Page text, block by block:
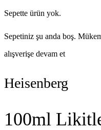
Sepette ürün yok.
Sepetiniz şu anda boş.
alışverişe devam et
Heisenberg
100ml